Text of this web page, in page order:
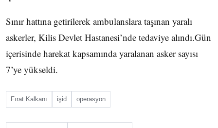
Sınır hattına getirilerek ambulanslara taşınan yaralı
askerler, Kilis Devlet Hastanesi’nde tedaviye alındı.Gün
içerisinde harekat kapsamında yaralanan asker sayısı
7’ye yükseldi.
Fırat Kalkanı işid operasyon